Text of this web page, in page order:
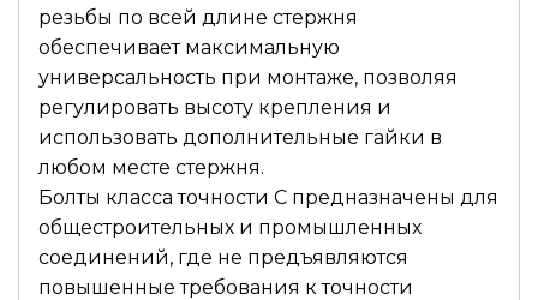
резьбы по всей длине стержня
обеспечивает максимальную
универсальность при монтаже, позволяя
регулировать высоту крепления и
использовать дополнительные гайки в
любом месте стержня.
Болты класса точности С предназначены для
общестроительных и промышленных
соединений, где не предъявляются
повышенные требования к точности